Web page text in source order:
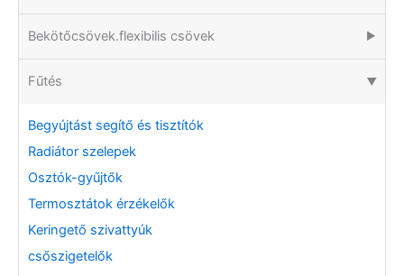
Bekötőcsövek.flexibilis csövek ▶
Fűtés ▶
Begyújtást segítő és tisztítók
Radiátor szelepek
Osztók-gyűjtők
Termosztátok érzékelők
Keringető szivattyúk
csőszigetelők